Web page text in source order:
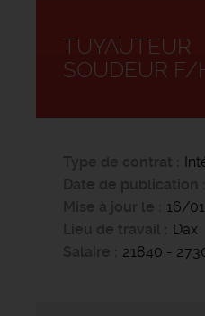
TUYAUTEUR
SOUDEUR F/
16/
Dax
21840 -